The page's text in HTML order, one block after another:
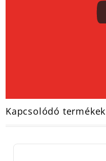
Kapcsolódó termékek